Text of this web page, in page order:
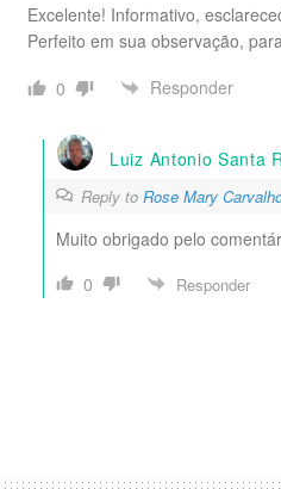
Excelente! Informativo,
Perfeito em sua observação,
0
Responder
Luiz Antonio Santa
Reply to Rose Mary
Muito obrigado pelo
0
Responder